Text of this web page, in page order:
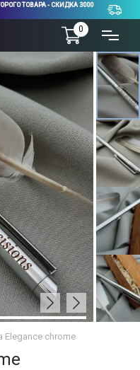
ТОВАРА - СКИДКА 3000
0
Elegance chrome